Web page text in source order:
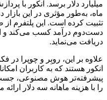
ماه، به‌طور مؤثری در این
تثبیت کرده است. این پلتفرم
دست‌دوم درآمد کسب می‌کند و
دریافت می‌نماید.
علاوه بر این، روبِر و چوپرا
انکور هستند که به کاربران
پیشرفته‌تر هوش مصنوعی،
را با هزینه ماهانه سه دلار